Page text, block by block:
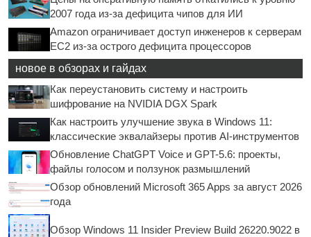
2007 года из-за дефицита чипов для ИИ
Amazon ограничивает доступ инженеров к серверам
EC2 из-за острого дефицита процессоров
новое в обзорах и гайдах
Как переустановить систему и настроить
шифрование на NVIDIA DGX Spark
Как настроить улучшение звука в Windows 11:
классические эквалайзеры против AI-инструментов
Обновление ChatGPT Voice и GPT-5.6: проекты,
файлы голосом и ползунок размышлений
Обзор обновлений Microsoft 365 Apps за август 2026
года
Обзор Windows 11 Insider Preview Build 26220.9022 в